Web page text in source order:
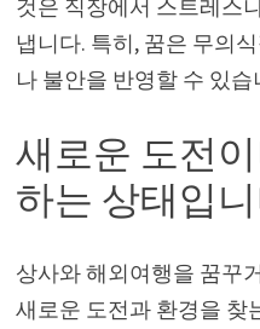
것은 직장에서 스트레스
냅니다. 특히, 꿈은 무의
나 불안을 반영할 수 있습
새로운 도전
하는 상태입
상사와 해외여행을 꿈꾸
새로운 도전과 환경을 찾